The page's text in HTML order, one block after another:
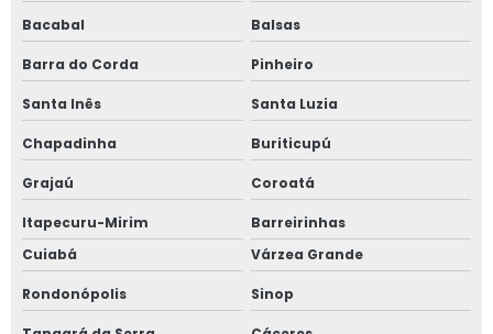
Bacabal Balsas
Barra do Corda Pinheiro
Santa Inês Santa Luzia
Chapadinha Buriticupú
Grajaú Coroatá
Itapecuru-Mirim
Barreirinhas
Cuiabá
Várzea Grande
Rondonópolis Sinop